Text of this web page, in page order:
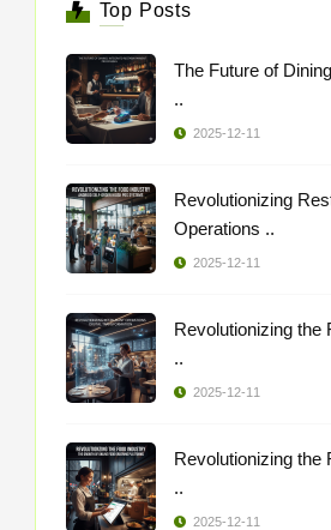
Top Posts
The Future of
..
2025-12-11
Revolutionizing
Operations ..
2025-12-11
Revolutionizing the
..
2025-12-11
Revolutionizing the
..
2025-12-11